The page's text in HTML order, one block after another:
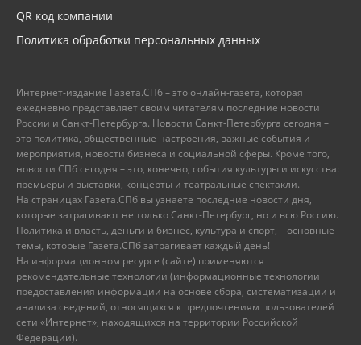
QR код компании
Политика обработки персональных данных
Интернет-издание Газета.СПб – это онлайн-газета, которая
ежедневно представляет своим читателям последние новости
России и Санкт-Петербурга. Новости Санкт-Петербурга сегодня –
это политика, общественные настроения, важные события и
мероприятия, новости бизнеса и социальной сферы. Кроме того,
новости СПб сегодня – это, конечно, события культуры и искусства:
премьеры и выставки, концерты и театральные спектакли.
На страницах Газета.СПб вы узнаете последние новости дня,
которые затрагивают не только Санкт-Петербург, но и всю Россию.
Политика и власть, деньги и бизнес, культура и спорт, – основные
темы, которые Газета.СПб затрагивает каждый день!
На информационном ресурсе (сайте) применяются
рекомендательные технологии (информационные технологии
предоставления информации на основе сбора, систематизации и
анализа сведений, относящихся к предпочтениям пользователей
сети «Интернет», находящихся на территории Российской
Федерации).